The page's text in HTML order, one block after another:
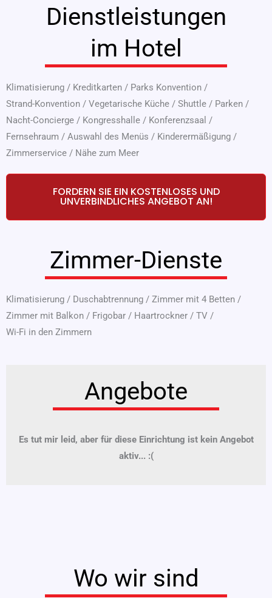
Dienstleistungen
im Hotel
Klimatisierung / Kreditkarten / Parks Konvention /
Strand-Konvention / Vegetarische Küche / Shuttle / Parken /
Nacht-Concierge / Kongresshalle / Konferenzsaal /
Fernsehraum / Auswahl des Menüs / Kinderermäßigung /
Zimmerservice / Nähe zum Meer
FORDERN SIE EIN KOSTENLOSES UND
UNVERBINDLICHES ANGEBOT AN!
Zimmer-Dienste
Klimatisierung / Duschabtrennung / Zimmer mit 4 Betten /
Zimmer mit Balkon / Frigobar / Haartrockner / TV /
Wi-Fi in den Zimmern
Angebote
Es tut mir leid, aber für diese Einrichtung ist kein Angebot
aktiv... :(
Wo wir sind